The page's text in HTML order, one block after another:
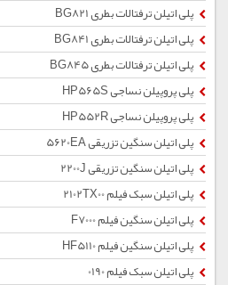
پلی اتیلن ترفتالات بطری BG821
پلی اتیلن ترفتالات بطری BG841
پلی اتیلن ترفتالات بطری BG845
پلی پروپیلن نساجی HP565S
پلی پروپیلن نساجی HP552R
پلی اتیلن سنگین تزریقی 5620EA
پلی اتیلن سنگین تزریقی 2200J
پلی اتیلن سبک فیلم 2102TX00
پلی اتیلن سنگین فیلم F7000
پلی اتیلن سنگین فیلم HF5110
پلی اتیلن سبک فیلم 0190